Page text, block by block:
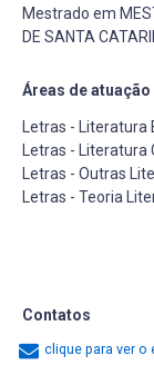
Mestrado em
DE SANTA
Áreas de atuação
Letras - Literatura
Letras - Literatura
Letras - Outras
Letras - Teoria
Contatos
clique para ver o